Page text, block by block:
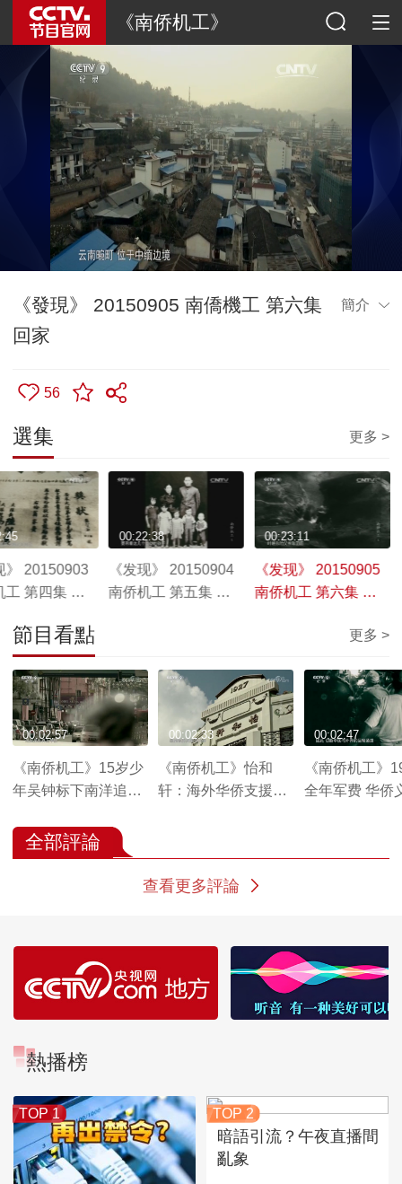
《南侨机工》
《發現》 20150905 南僑機工 第六集
回家
簡介
56
選集 更多 >
》 20150903
工 第四集 求
《发现》 20150904
南侨机工 第五集 离
00:22:38
《发现》 20150905
南侨机工 第六集 回
00:23:11
節目看點 更多 >
《南侨机工》15岁少
年吴钟标下南洋追求
00:02:57
《南侨机工》怡和
轩：海外华侨支援祖
00:02:33
《南侨机工》
全年军费 华侨
00:02:47
全部評論
查看更多評論
熱播榜
TOP 1 TOP 2
暗語引流？午夜直播間
亂象